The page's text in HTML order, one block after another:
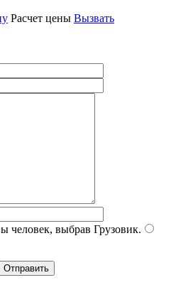
Расчет цены Вызвать
человек, выбрав Грузовик.